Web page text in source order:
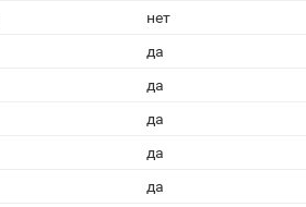
нет
да
да
да
да
да